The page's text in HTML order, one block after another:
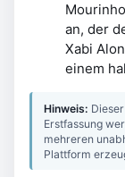
an, der
Xabi
einem
Hinweis:
Erstfassung
mehreren
Plattform